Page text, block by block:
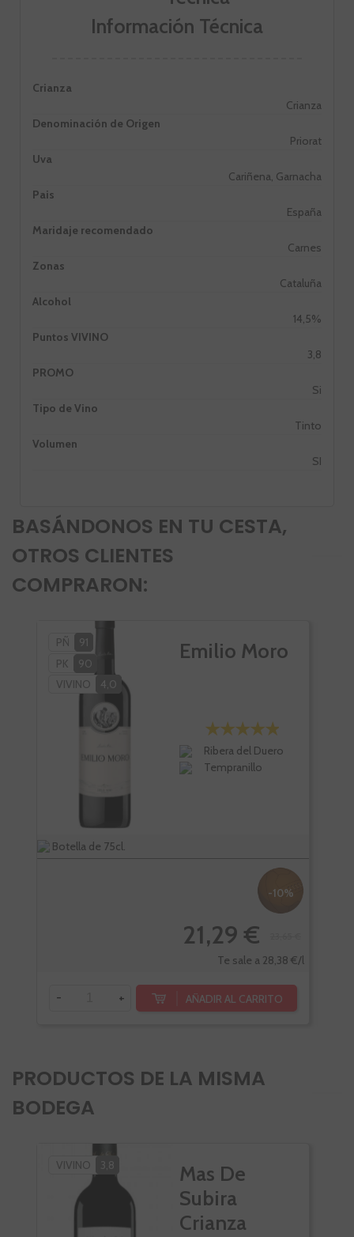
Información Técnica
Crianza
Crianza
Denominación de Origen
Priorat
Uva
Cariñena, Garnacha
Pais
España
Maridaje recomendado
Carnes
Zonas
Cataluña
Alcohol
14,5%
Puntos VIVINO
3,8
PROMO
Si
Tipo de Vino
Tinto
Volumen
SI
BASÁNDONOS EN TU CESTA,
OTROS CLIENTES
COMPRARON:
PÑ
91
PK
90
VIVINO
4,0
Emilio Moro
Ribera del Duero
Tempranillo
Botella de 75cl.
-10%
21,29 €
Te sale a 28,38 €/l
- + AÑADIR AL CARRITO
PRODUCTOS DE LA MISMA
BODEGA
VIVINO 3,8
Mas De
Subira
Crianza